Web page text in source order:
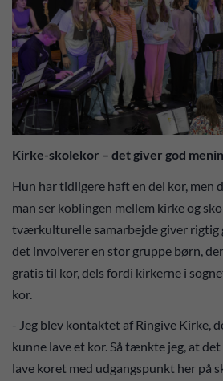
Kirke-skolekor – det giver god
Hun har tidligere haft en del kor, men
man ser koblingen mellem kirke og
tværkulturelle samarbejde giver rigtig
det involverer en stor gruppe børn,
gratis til kor, dels fordi kirkerne i
kor.
- Jeg blev kontaktet af Ringive Kirke,
kunne lave et kor. Så tænkte jeg, at
lave koret med udgangspunkt her på